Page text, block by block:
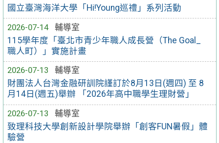
國立臺灣海洋大學「Hi!Young巡禮」系列活動
2026-07-14
輔導室
115學年度「臺北市青少年職人成長營（The Goal_
職人町）」實施計畫
2026-07-13
輔導室
財團法人台灣金融研訓院謹訂於8月13日(週四) 至 8
月14日(週五)舉辦 「2026年高中職學生理財營」
2026-07-13
輔導室
致理科技大學創新設計學院舉辦「創客FUN暑假」體
驗營